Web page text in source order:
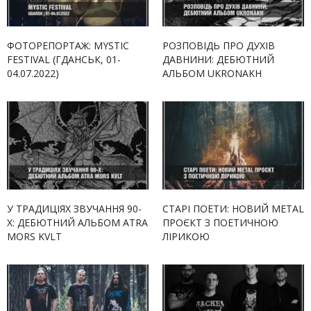
ФОТОРЕПОРТАЖ: MYSTIC
FESTIVAL (ГДАНСЬК, 01-
04.07.2022)
РОЗПОВІДЬ ПРО ДУХІВ
ДАВНИНИ: ДЕБЮТНИЙ
АЛЬБОМ UKRONAKH
У ТРАДИЦІЯХ ЗВУЧАННЯ 90-
Х: ДЕБЮТНИЙ АЛЬБОМ ATRA
MORS KVLT
СТАРІ ПОЕТИ: НОВИЙ METAL
ПРОЄКТ З ПОЕТИЧНОЮ
ЛІРИКОЮ